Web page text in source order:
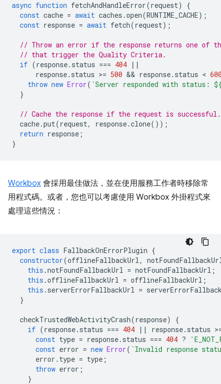
async function fetchAndHandleError(request)
{
const cache = await caches .open(RUNTIME_CACHE);
const response = await fetch(request);
// Throw an error if the response returns one of
// that trigger the Quality Criteria.
if (response. status === 404 ||
response. status >= 500 && response. status <
throw new Error( `Server responded with status:
}
// Cache the response if the request is successful.
cache.put(request, response.clone());
return response ;
}
Workbox 會採用最佳做法，並在使用服務工作者時移除常
用程式碼。或者，您也可以考慮使用 Workbox 外掛程式來
處理這些情況：
export class FallbackOnErrorPlugin {
constructor(offlineFallbackUrl,
this .notFoundFallbackUrl = notFoundFallbackUrl ;
this .offlineFallbackUrl = offlineFallbackUrl ;
this . serverErrorFallbackUrl =
}
checkTrustedWebActivityCrash(response)
{
if (response. status === 404 || response. status >
const type = response. status === 404 ?
const error = new Error( `Invalid response
error . type = type ;
throw error ;
}